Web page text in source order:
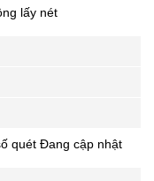
lấy nét
quét Đang cập nhật